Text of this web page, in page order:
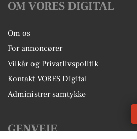
OM VORES DIGITAL
Om os
For annoncører
Vilkår og Privatlivspolitik
Kontakt VORES Digital
Administrer samtykke
GENVEJE